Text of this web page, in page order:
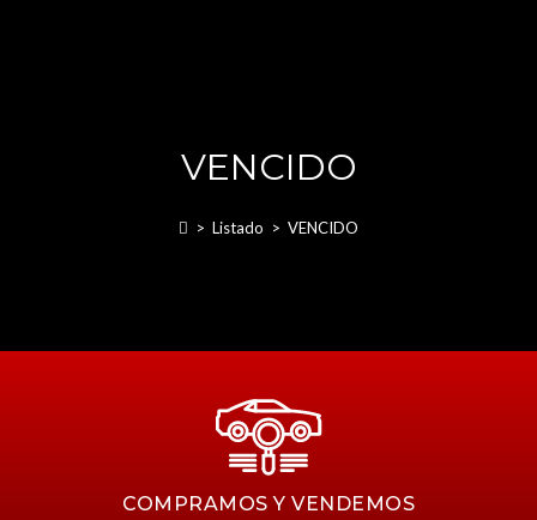
VENCIDO
> Listado > VENCIDO
COMPRAMOS Y VENDEMOS